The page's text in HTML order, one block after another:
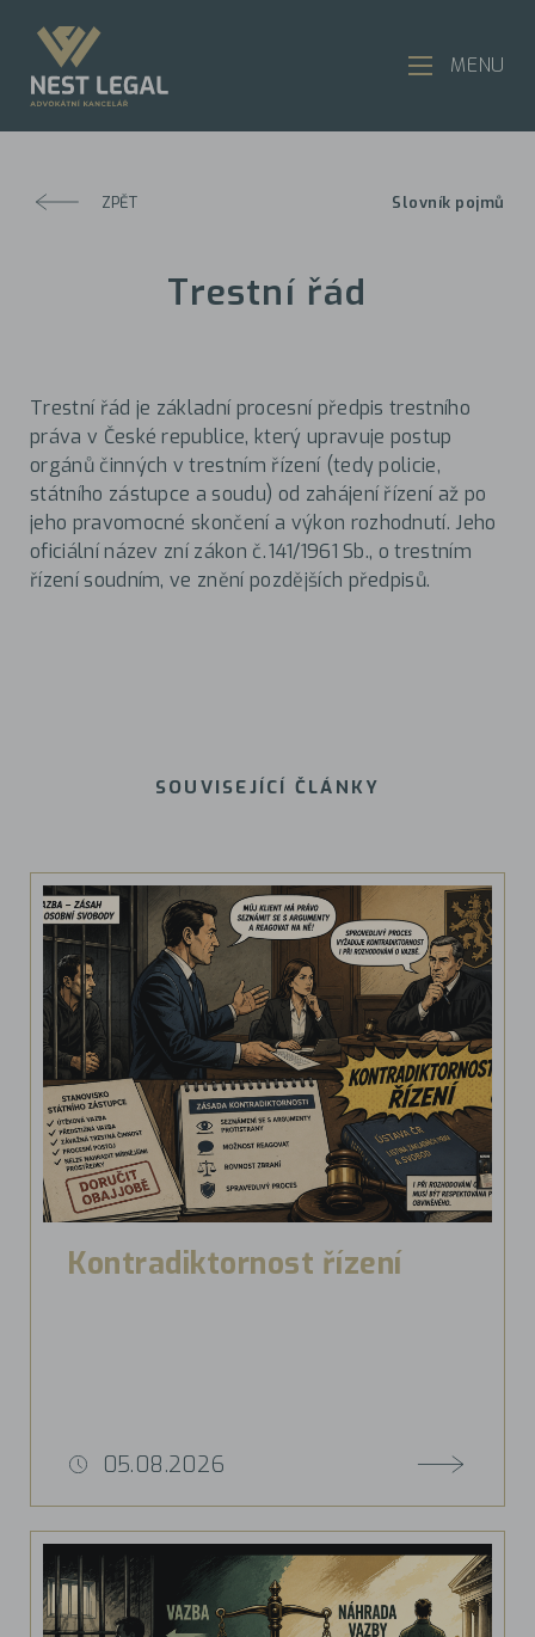
ZPĚT Slovník pojmů
Trestní řád
Trestní řád je základní procesní předpis trestního
práva v České republice, který upravuje postup
orgánů činných v trestním řízení (tedy policie,
státního zástupce a soudu) od zahájení řízení až po
jeho pravomocné skončení a výkon rozhodnutí. Jeho
oficiální název zní zákon č. 141/1961 Sb., o trestním
řízení soudním, ve znění pozdějších předpisů.
SOUVISEJÍCÍ ČLÁNKY
Kontradiktornost řízení
05.08.2026
MENU